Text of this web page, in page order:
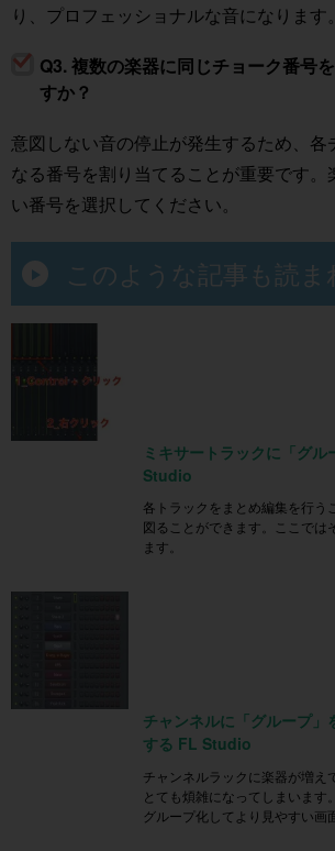
り、プロフェッショナルな音になります。
Q3. 複数の楽器に同じチョーク番号
すか？
意図しない音の停止が発生するため、各
なる番号を割り当てることが重要です。
い番号を選択してください。
このような記事も読
ミキサートラックに「グ
Studio
各トラックをまとめ編集を行う
図ることができます。ここでは
ます。
チャンネルに「グループ」
する FL Studio
チャンネルラックに楽器が増え
とても煩雑になってしまいます
グループ化してより見やすい画